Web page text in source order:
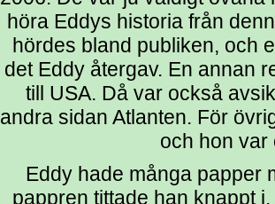
höra Eddys historia från
hördes bland publiken, och
det Eddy återgav. En annan
till USA. Då var också
andra sidan Atlanten. För
och hon var
Eddy hade många papper
pappren tittade han knappt